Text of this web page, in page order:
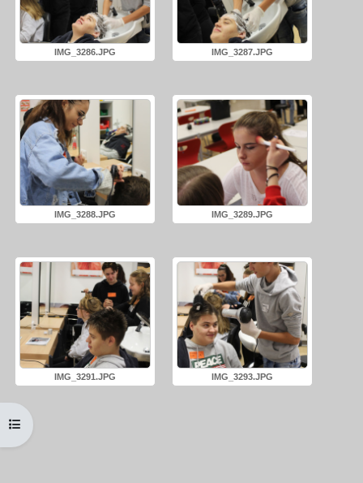
Kursindex öffnen
IMG_3286.JPG IMG_3287.JPG
IMG_3288.JPG IMG_3289.JPG
IMG_3291.JPG IMG_3293.JPG